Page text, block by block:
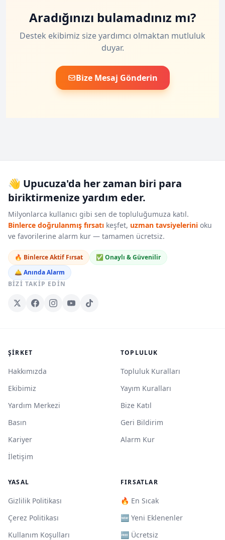
Aradığınızı bulamadınız mı?
Destek ekibimiz size yardımcı olmaktan mutluluk
duyar.
Bize Mesaj Gönderin
👋 Upucuza'da her zaman biri para
biriktirmenize yardım eder.
Milyonlarca kullanıcı gibi sen de topluluğumuza katıl.
Binlerce doğrulanmış fırsatı keşfet, uzman tavsiyelerini oku
ve favorilerine alarm kur — tamamen ücretsiz.
🔥 Binlerce Aktif Fırsat
✅ Onaylı & Güvenilir
🛎️ Anında Alarm
BIZI TAKIP EDIN
ŞIRKET
Hakkımızda
Ekibimiz
Yardım Merkezi
Basın
Kariyer
İletişim
TOPLULUK
Topluluk Kuralları
Yayım Kuralları
Bize Katıl
Geri Bildirim
Alarm Kur
YASAL
Gizlilik Politikası
Çerez Politikası
Kullanım Koşulları
FIRSATLAR
🔥 En Sıcak
🆕 Yeni Eklenenler
🆓 Ücretsiz